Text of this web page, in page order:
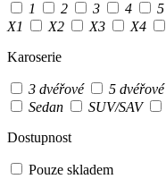
1 2 3 4 5
X1
X2 X3 X4
Karoserie
3 dvéřové 5 dvéřové
Sedan
SUV/SAV
Dostupnost
Pouze skladem